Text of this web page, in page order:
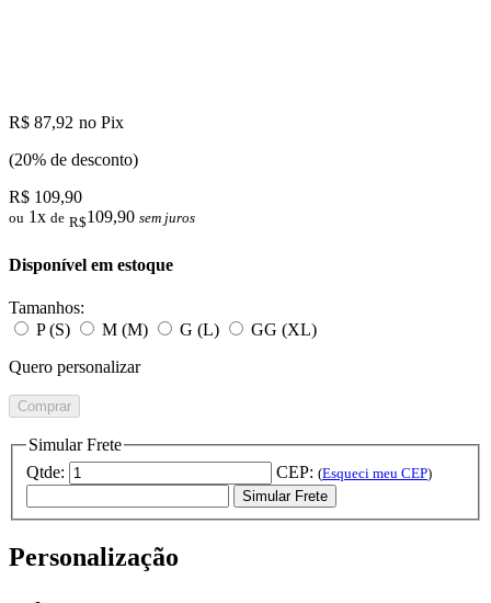
R$ 87,92 no Pix
(20% de desconto)
R$ 109,90
ou 1x de R$109,90 sem juros
Disponível em estoque
Tamanhos:
P (S)
M (M) G (L)
GG (XL)
Quero personalizar
Comprar
Simular Frete
Qtde:
CEP: (Esqueci meu CEP)
Simular Frete
Personalização